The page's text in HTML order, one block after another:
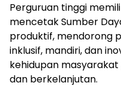
Perguruan tinggi
mencetak Sumber
produktif, mendorong
inklusif, mandiri, dan
kehidupan
dan berkelanjutan.